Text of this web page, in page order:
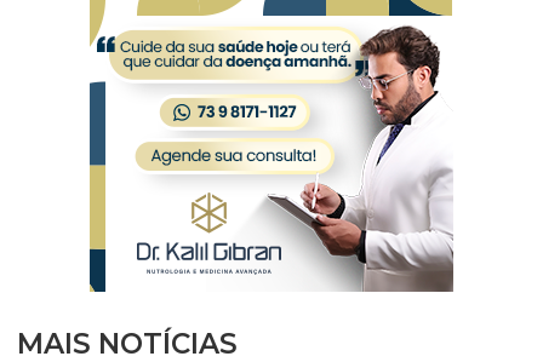
MAIS NOTÍCIAS